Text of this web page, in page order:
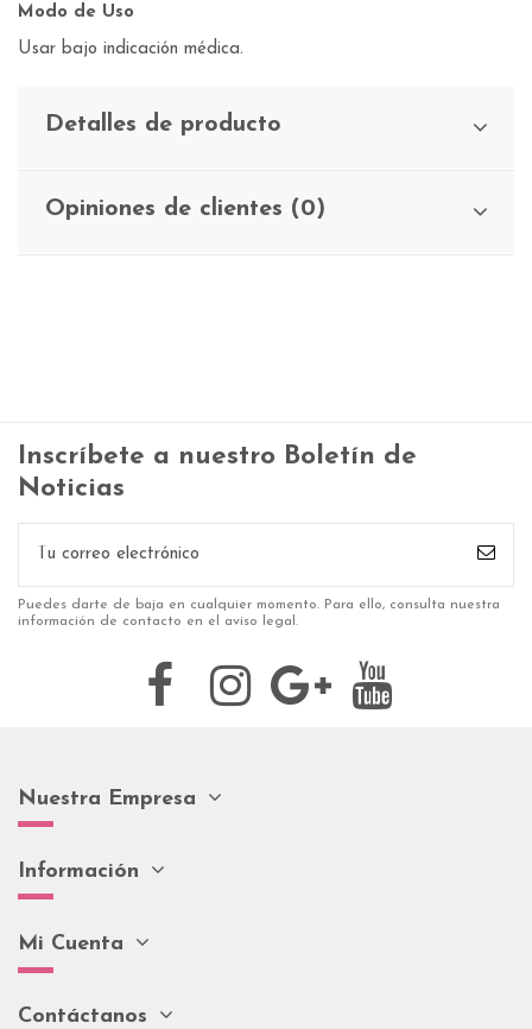
Modo de Uso
Usar bajo indicación médica.
Detalles de producto
Opiniones de clientes (0)
Inscríbete a nuestro Boletín de
Noticias
Puedes darte de baja en cualquier momento. Para ello, consulta nuestra
información de contacto en el aviso legal.
Nuestra Empresa
Información
Mi Cuenta
Contáctanos